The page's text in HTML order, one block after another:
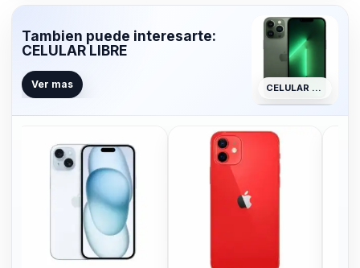
Tambien puede interesarte:
CELULAR LIBRE
Ver mas CELULAR LIBRE